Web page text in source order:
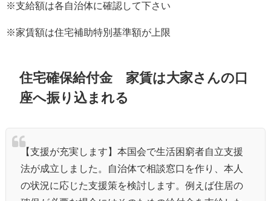
※支給額は各自治体に確認して下さい
※家賃額は住宅補助特別基準額が上限
住宅確保給付金 家賃は大家さんの口
座へ振り込まれる
【支援が充実します】本国会で生活困窮者自立支援
法が成立しました。自治体で相談窓口を作り、本人
の状況に応じた支援策を検討します。例えば住居の